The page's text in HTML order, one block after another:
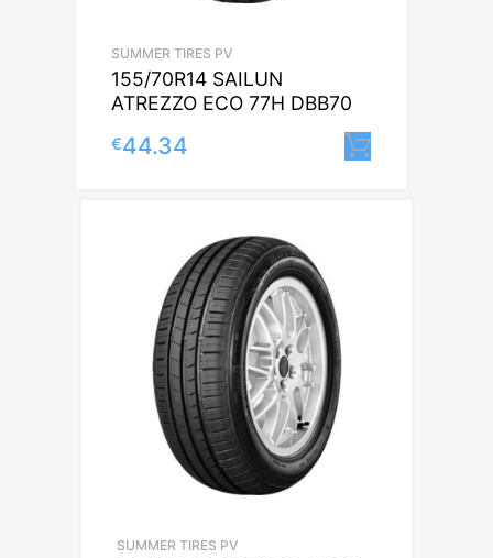
SUMMER TIRES PV
155/70R14 SAILUN
ATREZZO ECO 77H DBB70
€44.34
SUMMER TIRES PV